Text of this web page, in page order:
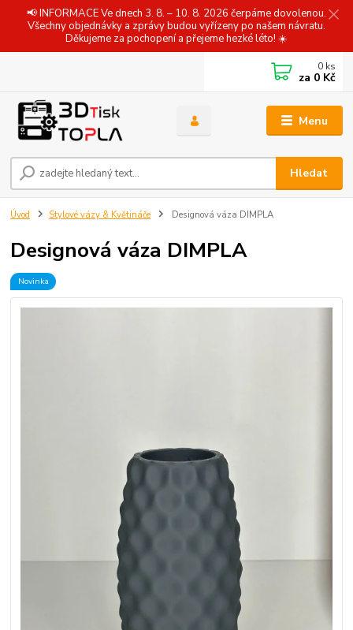
📢 INFORMACE Ve dnech 3. 8. – 10. 8. 2026 čerpáme dovolenou.
Všechny objednávky a zprávy budou vyřízeny po našem návratu.
Děkujeme za pochopení a přejeme hezké léto! ☀️
Menu
Hledat
0 ks
za 0 Kč
Úvod Stylové vázy & Květináče Designová váza DIMPLA
Designová váza DIMPLA
Novinka